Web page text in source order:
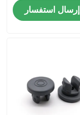
إرسال استفسار